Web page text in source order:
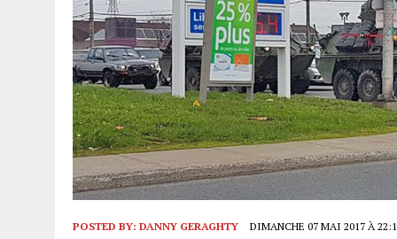
POSTED BY: DANNY GERAGHTY DIMANCHE 07 MAI 2017 À